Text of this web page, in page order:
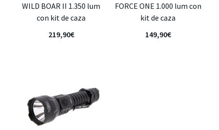
WILD BOAR II 1.350 lum
con kit de caza
219,90€
FORCE ONE 1.000 lum con
kit de caza
149,90€